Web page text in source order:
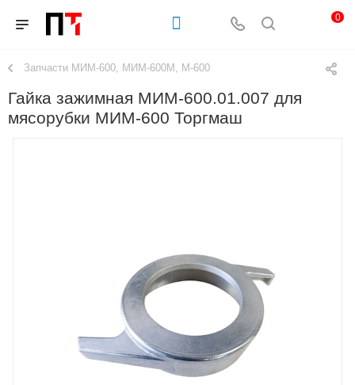
0
Запчасти МИМ-600, МИМ-600М, М-600
Гайка зажимная МИМ-600.01.007 для
мясорубки МИМ-600 Торгмаш